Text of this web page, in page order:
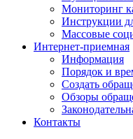
Мониторинг
Инструкции
Массовые
Интернет-приемная
Информация
Порядок и
Создать
Обзоры
Контакты